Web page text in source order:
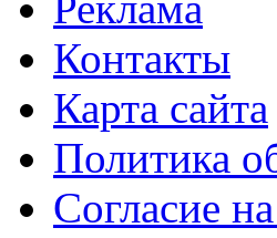
Контакты
Карта сайта
Политика
Согласие